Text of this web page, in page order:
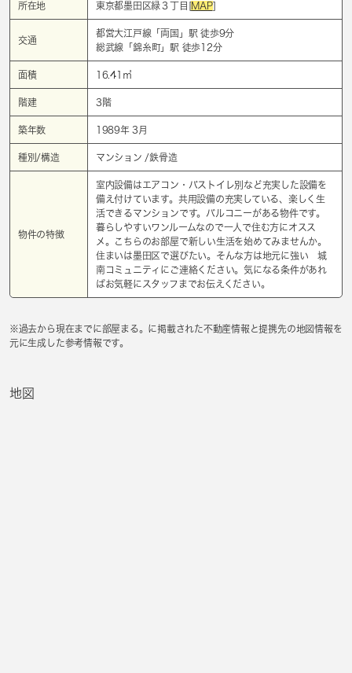
所在地 東京都墨田区緑３丁目[MAP]
交通
都営大江戸線「 両国 」駅 徒歩9分
総武線「 錦糸町」駅 徒歩12分
面積 16.41㎡
階建 3階
築年数 1989年 3月
種別/構造 マンション /鉄骨造
物件の特徴
室内設備はエアコン・バストイレ別など充実した設備を
備え付けています。共用設備の充実している、楽しく生
活できるマンションです。バルコニーがある物件です。
暮らしやすいワンルームなので一人で住む方にオスス
メ。こちらのお部屋で新しい生活を始めてみませんか。
住まいは墨田区で選びたい。そんな方は地元に強い 城
南コミュニティにご連絡ください。気になる条件があれ
ばお気軽にスタッフまでお伝えください。
※過去から現在までに部屋まる。に掲載された不動産情報と提携先の地図情報を
元に生成した参考情報です。
地図